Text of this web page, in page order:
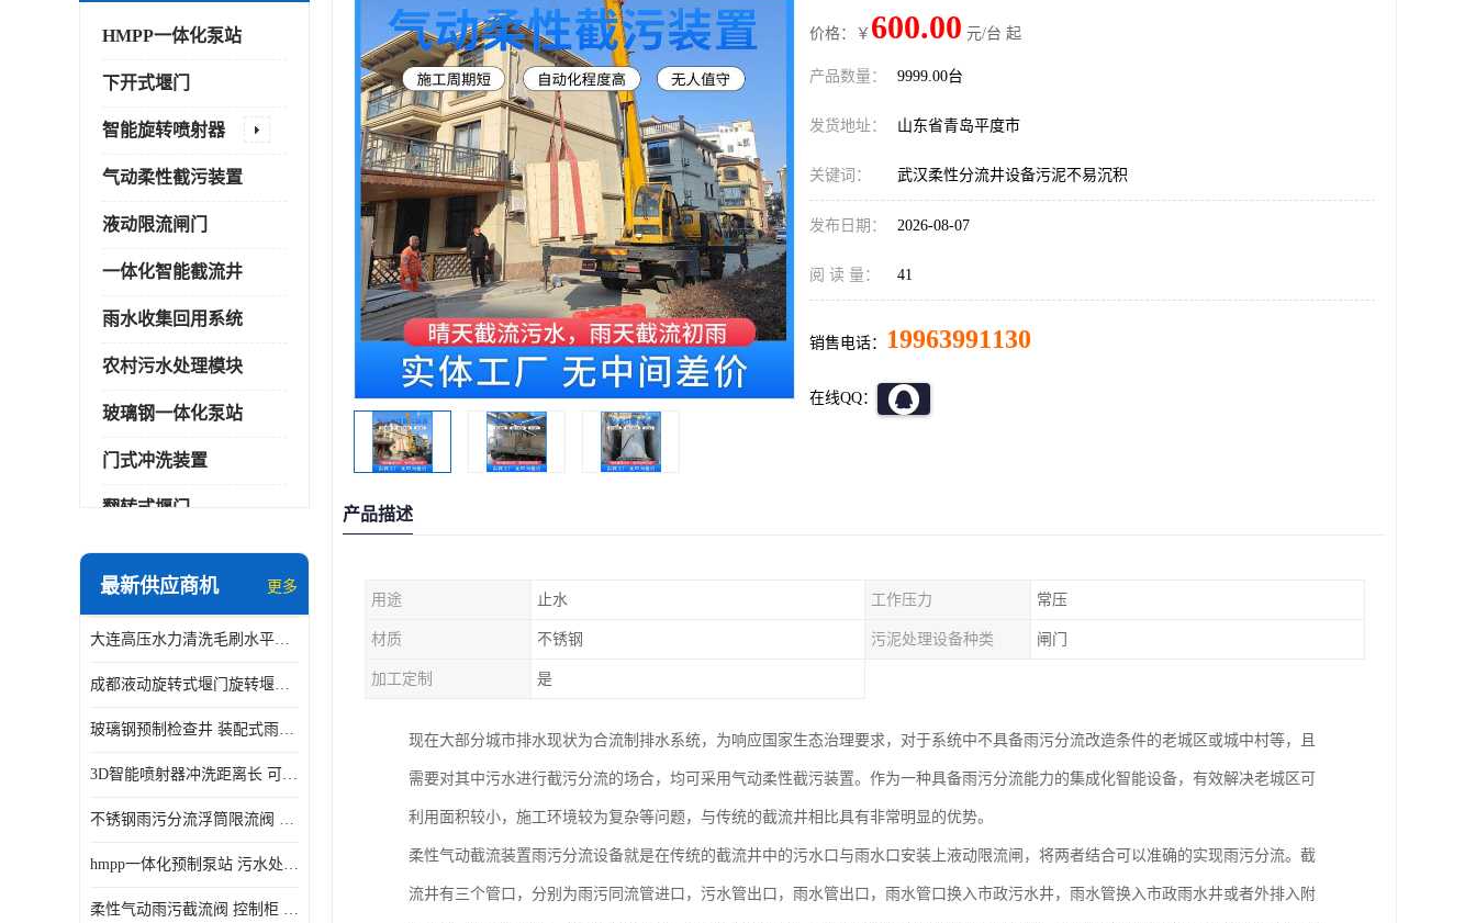
HMPP一体化泵站
下开式堰门
智能旋转喷射器
气动柔性截污装置
液动限流闸门
一体化智能截流井
雨水收集回用系统
农村污水处理模块
玻璃钢一体化泵站
门式冲洗装置
翻转式堰门
智能一体化雨水泵站
智能一体化供水泵房
智能一体化净水设备
最新供应商机 更多
大连高压水力清洗毛刷水平自清洁滚刷 水力自动冲洗系统 水力清洗
成都液动旋转式堰门旋转堰门 自动控制 SUS304
玻璃钢预制检查井 装配式雨水污水井 初期弃流井 源头厂家
3D智能喷射器冲洗距离长 可270度旋转 高强度水压远距离喷洗
不锈钢雨污分流浮筒限流阀 DN150-DN1000 品质可信
hmpp一体化预制泵站 污水处理系统 乡镇学校市政排水 厂家供应
柔性气动雨污截流阀 控制柜 远程控制安全性高检修方便
价格：￥ 600.00 元/台 起
产品数量： 9999.00台
发货地址： 山东省青岛平度市
关键词： 武汉柔性分流井设备污泥不易沉积
发布日期： 2026-08-07
阅 读 量： 41
销售电话： 19963991130
在线QQ：
产品描述
用途 止水 工作压力 常压
材质 不锈钢 污泥处理设备种类 闸门
加工定制 是
现在大部分城市排水现状为合流制排水系统，为响应国家生态治理要求，对于系统中不具备雨污分流改造条件的老城区或城中村等，且
需要对其中污水进行截污分流的场合，均可采用气动柔性截污装置。作为一种具备雨污分流能力的集成化智能设备，有效解决老城区可
利用面积较小，施工环境较为复杂等问题，与传统的截流井相比具有非常明显的优势。
柔性气动截流装置雨污分流设备就是在传统的截流井中的污水口与雨水口安装上液动限流闸，将两者结合可以准确的实现雨污分流。截
流井有三个管口，分别为雨污同流管进口，污水管出口，雨水管出口，雨水管口换入市政污水井，雨水管换入市政雨水井或者外排入附